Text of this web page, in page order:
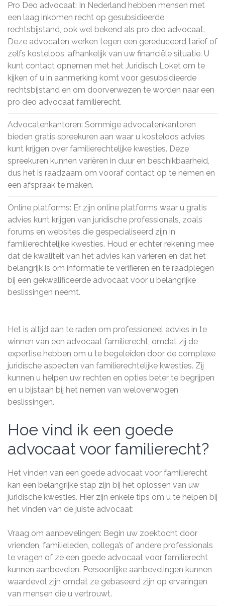
Pro Deo advocaat: In Nederland hebben mensen met
een laag inkomen recht op gesubsidieerde
rechtsbijstand, ook wel bekend als pro deo advocaat.
Deze advocaten werken tegen een gereduceerd tarief of
zelfs kosteloos, afhankelijk van uw financiële situatie. U
kunt contact opnemen met het Juridisch Loket om te
kijken of u in aanmerking komt voor gesubsidieerde
rechtsbijstand en om doorverwezen te worden naar een
pro deo advocaat familierecht.
Advocatenkantoren: Sommige advocatenkantoren
bieden gratis spreekuren aan waar u kosteloos advies
kunt krijgen over familierechtelijke kwesties. Deze
spreekuren kunnen variëren in duur en beschikbaarheid,
dus het is raadzaam om vooraf contact op te nemen en
een afspraak te maken.
Online platforms: Er zijn online platforms waar u gratis
advies kunt krijgen van juridische professionals, zoals
forums en websites die gespecialiseerd zijn in
familierechtelijke kwesties. Houd er echter rekening mee
dat de kwaliteit van het advies kan variëren en dat het
belangrijk is om informatie te verifiëren en te raadplegen
bij een gekwalificeerde advocaat voor u belangrijke
beslissingen neemt.
Het is altijd aan te raden om professioneel advies in te
winnen van een advocaat familierecht, omdat zij de
expertise hebben om u te begeleiden door de complexe
juridische aspecten van familierechtelijke kwesties. Zij
kunnen u helpen uw rechten en opties beter te begrijpen
en u bijstaan bij het nemen van weloverwogen
beslissingen.
Hoe vind ik een goede
advocaat voor familierecht?
Het vinden van een goede advocaat voor familierecht
kan een belangrijke stap zijn bij het oplossen van uw
juridische kwesties. Hier zijn enkele tips om u te helpen bij
het vinden van de juiste advocaat:
Vraag om aanbevelingen: Begin uw zoektocht door
vrienden, familieleden, collega’s of andere professionals
te vragen of ze een goede advocaat voor familierecht
kunnen aanbevelen. Persoonlijke aanbevelingen kunnen
waardevol zijn omdat ze gebaseerd zijn op ervaringen
van mensen die u vertrouwt.